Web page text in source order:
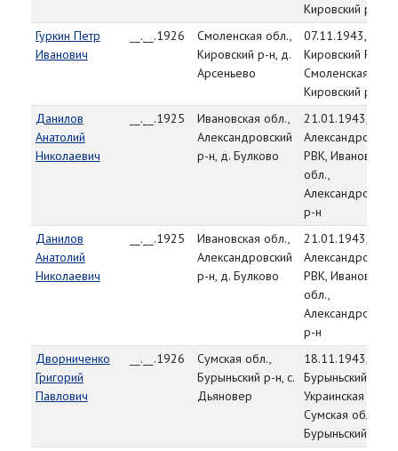
Кировский р-н
Гуркин Петр
Иванович
__.__.1926
Смоленская обл.,
Кировский р-н, д.
Арсеньево
07.11.1943,
Кировский РВК,
Смоленская обл.,
Кировский р-н
Данилов
Анатолий
Николаевич
__.__.1925
Ивановская обл.,
Александровский
р-н, д. Булково
21.01.1943,
Александровский
РВК, Ивановская
обл.,
Александровский
р-н
Данилов
Анатолий
Николаевич
__.__.1925
Ивановская обл.,
Александровский
р-н, д. Булково
21.01.1943,
Александровский
РВК, Ивановская
обл.,
Александровский
р-н
Дворниченко
Григорий
Павлович
__.__.1926
Сумская обл.,
Бурыньский р-н, с.
Дьяновер
18.11.1943,
Бурыньский РВК,
Украинская ССР,
Сумская обл.,
Бурыньский р-н